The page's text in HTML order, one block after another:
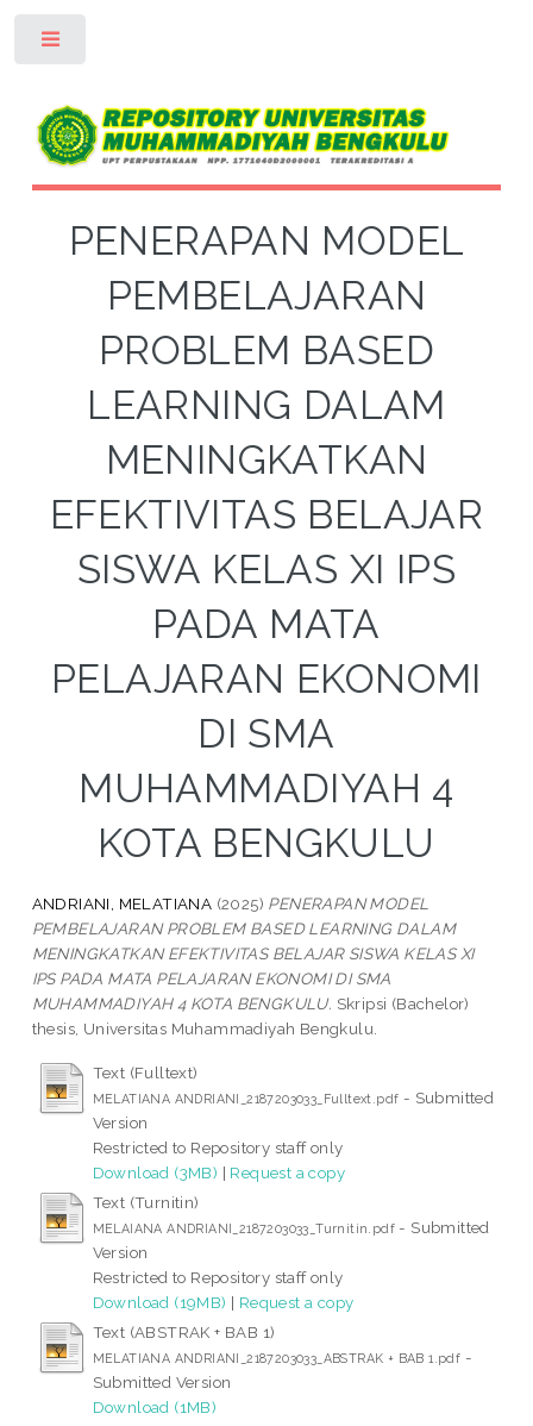
PENERAPAN MODEL
PEMBELAJARAN
PROBLEM BASED
LEARNING DALAM
MENINGKATKAN
EFEKTIVITAS BELAJAR
SISWA KELAS XI IPS
PADA MATA
PELAJARAN EKONOMI
DI SMA
MUHAMMADIYAH 4
KOTA BENGKULU
ANDRIANI, MELATIANA (2025) PENERAPAN MODEL
PEMBELAJARAN PROBLEM BASED LEARNING DALAM
MENINGKATKAN EFEKTIVITAS BELAJAR SISWA KELAS XI
IPS PADA MATA PELAJARAN EKONOMI DI SMA
MUHAMMADIYAH 4 KOTA BENGKULU. Skripsi (Bachelor)
thesis, Universitas Muhammadiyah Bengkulu.
Text (Fulltext)
MELATIANA ANDRIANI_2187203033_Fulltext.pdf - Submitted
Version
Restricted to Repository staff only
Download (3MB) | Request a copy
Text (Turnitin)
MELAIANA ANDRIANI_2187203033_Turnitin.pdf - Submitted
Version
Restricted to Repository staff only
Download (19MB) | Request a copy
Text (ABSTRAK + BAB 1)
MELATIANA ANDRIANI_2187203033_ABSTRAK + BAB 1.pdf -
Submitted Version
Download (1MB)